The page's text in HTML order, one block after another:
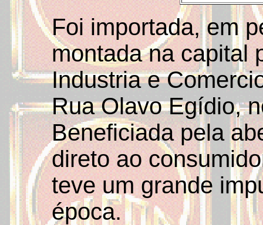
Foi importada, em
montada na capital
Industria e
Rua Olavo Egídio,
Beneficiada pela
direto ao
teve um grande
época.